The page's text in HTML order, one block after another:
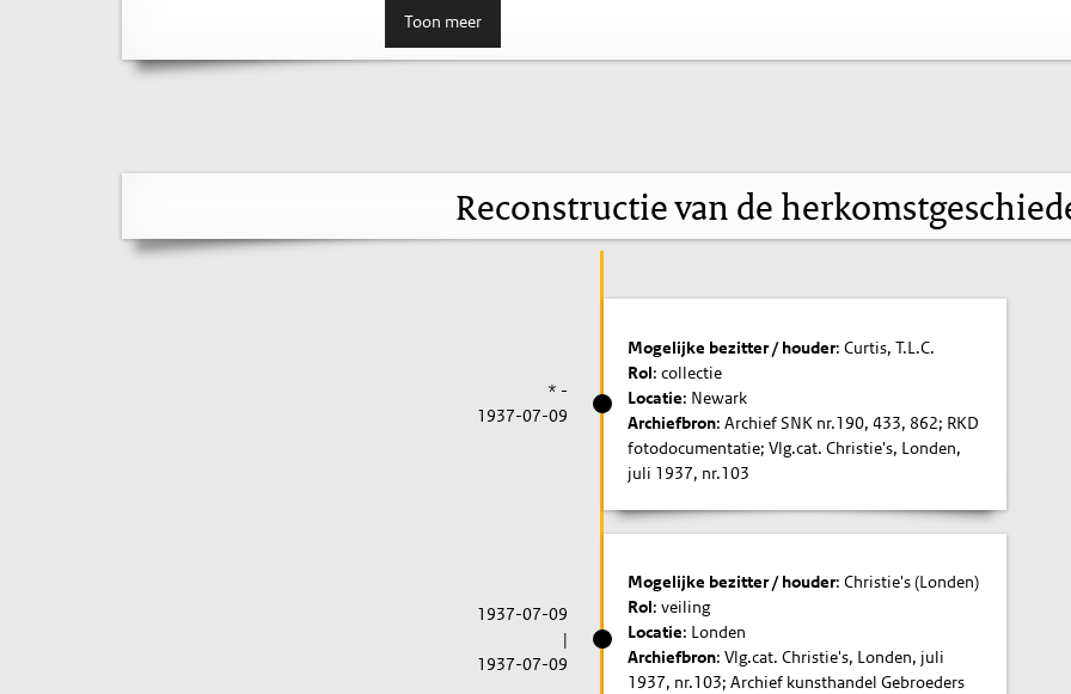
Toon meer
Reconstructie van de
* -
1937-07-09
Mogelijke bezitter / houder: Curtis, T.L.C.
Rol: collectie
Locatie: Newark
Archiefbron: Archief SNK nr.190, 433, 862; RKD
fotodocumentatie; Vlg.cat. Christie's, Londen,
juli 1937, nr.103
1937-07-09
|
1937-07-09
Mogelijke bezitter / houder: Christie's (Londen)
Rol: veiling
Locatie: Londen
Archiefbron: Vlg.cat. Christie's, Londen, juli
1937, nr.103; Archief kunsthandel Gebroeders